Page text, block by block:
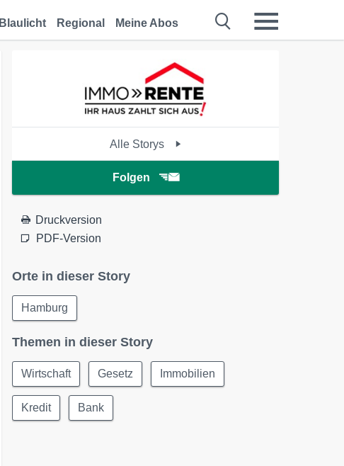
Blaulicht Regional Meine Abos
Alle Storys
Folgen
Druckversion
PDF-Version
Orte in dieser Story
Hamburg
Themen in dieser Story
Wirtschaft Gesetz Immobilien
Kredit Bank